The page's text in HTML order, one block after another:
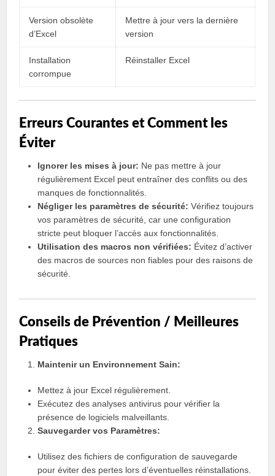
Version obsolète
d’Excel
Mettre à jour vers la dernière
version
Installation
corrompue
Réinstaller Excel
Erreurs Courantes et Comment les
Éviter
Ignorer les mises à jour: Ne pas mettre à jour
régulièrement Excel peut entraîner des conflits ou des
manques de fonctionnalités.
Négliger les paramètres de sécurité: Vérifiez toujours
vos paramètres de sécurité, car une configuration
stricte peut bloquer l’accès aux fonctionnalités.
Utilisation des macros non vérifiées: Évitez d’activer
des macros de sources non fiables pour des raisons de
sécurité.
Conseils de Prévention / Meilleures
Pratiques
Maintenir un Environnement Sain:
Mettez à jour Excel régulièrement.
Exécutez des analyses antivirus pour vérifier la
présence de logiciels malveillants.
Sauvegarder vos Paramètres:
Utilisez des fichiers de configuration de sauvegarde
pour éviter des pertes lors d’éventuelles réinstallations.